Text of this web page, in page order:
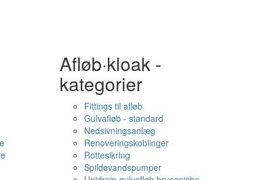
Afløb·kloak -
kategorier
Fittings til afløb
Gulvafløb - standard
Nedsivningsanlæg
Renoveringskoblinger
Rottesikring
Spildevandspumper